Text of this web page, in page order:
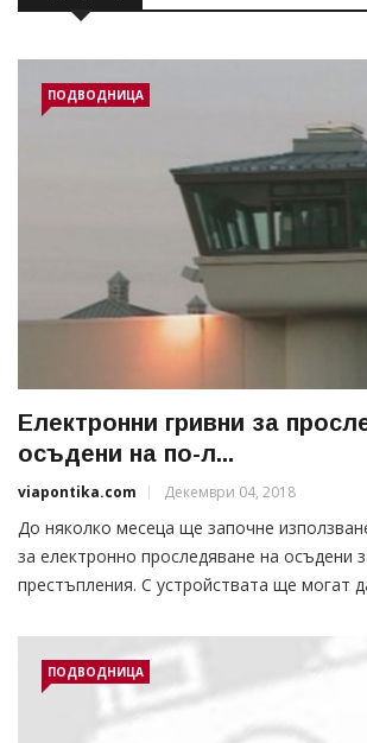
ПОДВОДНИЦА
Електронни гривни за
осъдени на по-л...
viapontika.com Декември 04, 2018
До няколко месеца ще започне
за електронно проследяване на осъдени
престъпления. С устройствата ще могат
ПОДВОДНИЦА